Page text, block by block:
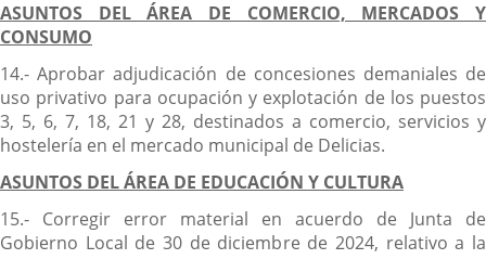
ASUNTOS DEL ÁREA DE COMERCIO, MERCADOS Y
CONSUMO
14.- Aprobar adjudicación de concesiones demaniales de
uso privativo para ocupación y explotación de los puestos
3, 5, 6, 7, 18, 21 y 28, destinados a comercio, servicios y
hostelería en el mercado municipal de Delicias.
ASUNTOS DEL ÁREA DE EDUCACIÓN Y CULTURA
15.- Corregir error material en acuerdo de Junta de
Gobierno Local de 30 de diciembre de 2024, relativo a la